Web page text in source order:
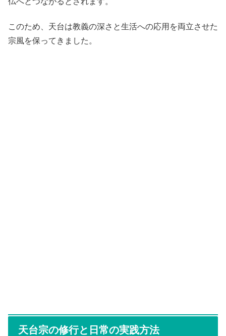
このため、天台は教義の深さと生活への応用を両立させた
宗風を保ってきました。
天台宗の修行と日常の実践方法